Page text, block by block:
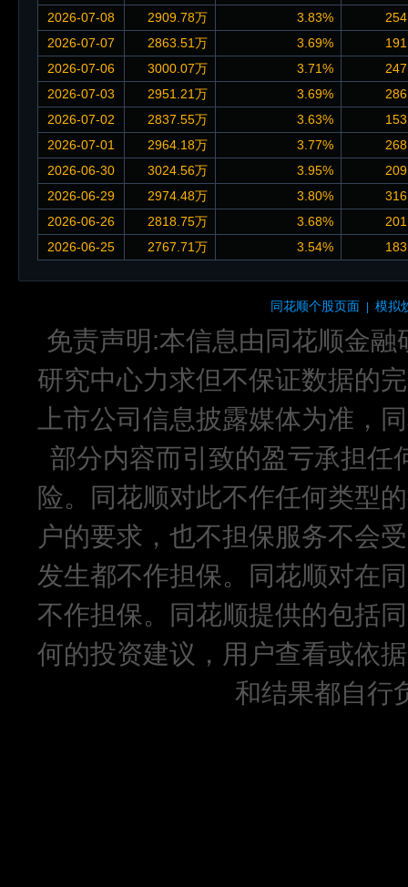
2026-07-08
2909.78万 3.83%
2026-07-07
2863.51万 3.69%
2026-07-06
3000.07万 3.71%
2026-07-03
2951.21万 3.69%
2026-07-02
2837.55万 3.63%
2026-07-01
2964.18万 3.77%
2026-06-30
3024.56万 3.95%
2026-06-29
2974.48万 3.80%
2026-06-26
2818.75万 3.68%
2026-06-25
2767.71万 3.54%
同花顺个股页面 模拟
免责声明:本信息由同花顺金
研究中心力求但不保证数据的
上市公司信息披露媒体为准，
部分内容而引致的盈亏承担任
险。同花顺对此不作任何类型
户的要求，也不担保服务不会
发生都不作担保。同花顺对在
不作担保。同花顺提供的包括
何的投资建议，用户查看或依
和结果都自行